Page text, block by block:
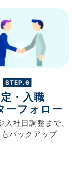
STEP.6
・入職
ーフォロー
入社日調整まで、
バックアップ